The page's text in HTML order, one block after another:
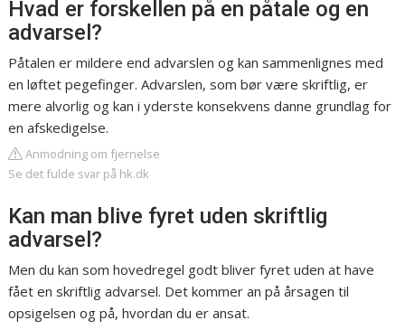
Hvad er forskellen på en påtale og en
advarsel?
Påtalen er mildere end advarslen og kan sammenlignes med
en løftet pegefinger. Advarslen, som bør være skriftlig, er
mere alvorlig og kan i yderste konsekvens danne grundlag for
en afskedigelse.
Anmodning om fjernelse
Se det fulde svar på hk.dk
Kan man blive fyret uden skriftlig
advarsel?
Men du kan som hovedregel godt bliver fyret uden at have
fået en skriftlig advarsel. Det kommer an på årsagen til
opsigelsen og på, hvordan du er ansat.